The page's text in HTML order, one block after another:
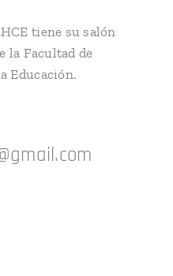
tiene su salón
la Facultad de
Educación.